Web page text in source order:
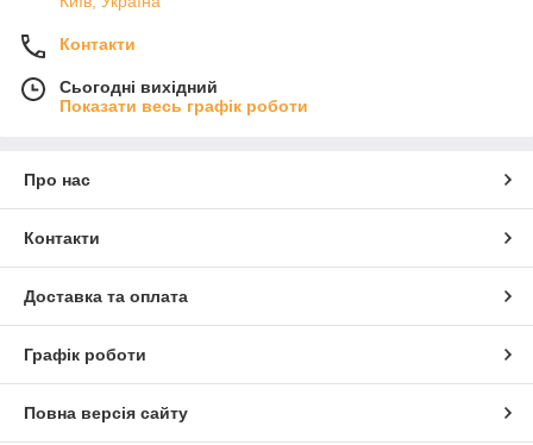
Контакти
Сьогодні вихідний
Показати весь графік роботи
Про нас
Контакти
Доставка та оплата
Графік роботи
Повна версія сайту